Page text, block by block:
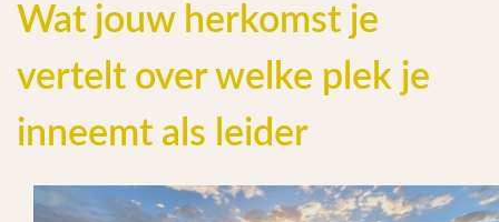
E-BOOK
Over Mij
Wat jouw herkomst je
vertelt over welke plek je
inneemt als leider